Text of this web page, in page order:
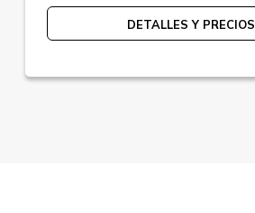
DETALLES Y PRECIOS